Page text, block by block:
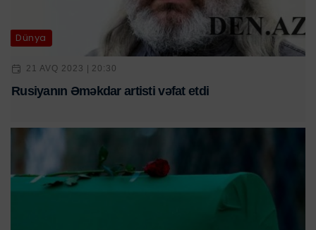
Dünya
21 AVQ 2023 | 20:30
Rusiyanın Əməkdar artisti vəfat etdi